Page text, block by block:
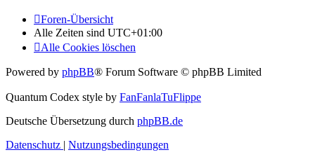
Foren-Übersicht
Alle Zeiten sind UTC+01:00
Alle Cookies löschen
Powered by phpBB® Forum Software © phpBB Limited
Quantum Codex style by FanFanlaTuFlippe
Deutsche Übersetzung durch phpBB.de
Datenschutz | Nutzungsbedingungen